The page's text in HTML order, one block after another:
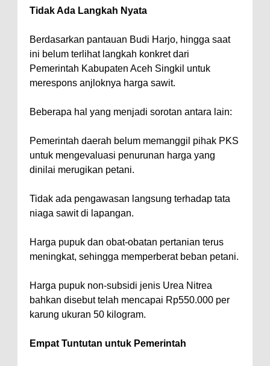
Tidak Ada Langkah Nyata
Berdasarkan pantauan Budi Harjo, hingga saat
ini belum terlihat langkah konkret dari
Pemerintah Kabupaten Aceh Singkil untuk
merespons anjloknya harga sawit.
Beberapa hal yang menjadi sorotan antara lain:
Pemerintah daerah belum memanggil pihak PKS
untuk mengevaluasi penurunan harga yang
dinilai merugikan petani.
Tidak ada pengawasan langsung terhadap tata
niaga sawit di lapangan.
Harga pupuk dan obat-obatan pertanian terus
meningkat, sehingga memperberat beban petani.
Harga pupuk non-subsidi jenis Urea Nitrea
bahkan disebut telah mencapai Rp550.000 per
karung ukuran 50 kilogram.
Empat Tuntutan untuk Pemerintah